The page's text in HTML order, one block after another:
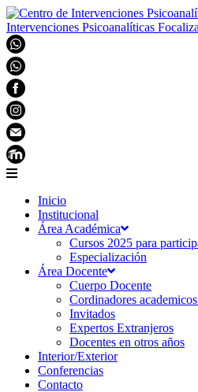
Intervenciones Psicoanalíticas
Inicio
Institucional
Área Académica
Cursos 2025 para
Especialización
Área Docente
Cuerpo Docente
Cordinadores
Invitados
Expertos Extranjeros
Docentes en otros años
Interior/Exterior
Conferencias
Contacto